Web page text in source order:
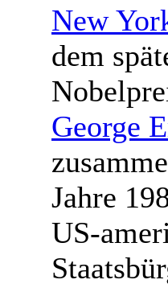
New
dem
George
Jahre
US-